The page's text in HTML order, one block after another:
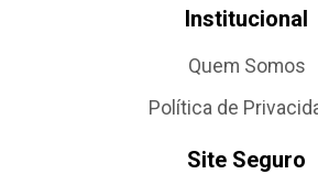
Institucional
Quem Somos
Política de
Site Seguro